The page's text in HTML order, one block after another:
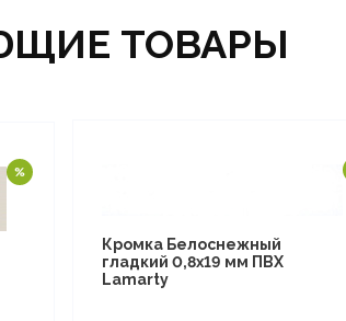
ТОВАРЫ
Кромка Белоснежный
гладкий 0,8х19 мм ПВХ
Lamarty